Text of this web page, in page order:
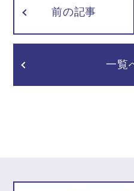
前の記事
一覧